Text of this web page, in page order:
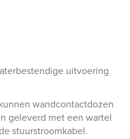
uitvoering
wandcontactdozen
geleverd met een wartel
stuurstroomkabel.